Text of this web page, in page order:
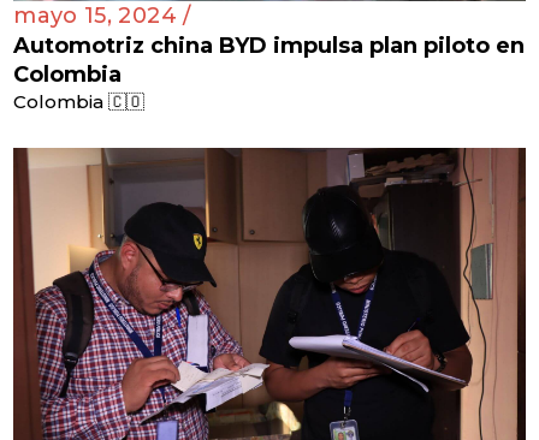
mayo 15, 2024 /
Automotriz china BYD impulsa plan piloto en
Colombia
Colombia 🇨🇴